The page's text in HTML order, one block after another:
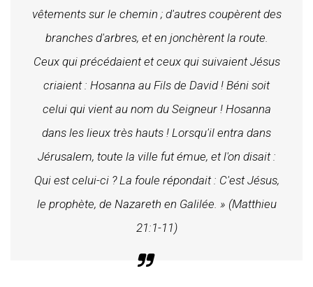
vêtements sur le chemin ; d'autres coupèrent des
branches d'arbres, et en jonchèrent la route.
Ceux qui précédaient et ceux qui suivaient Jésus
criaient : Hosanna au Fils de David ! Béni soit
celui qui vient au nom du Seigneur ! Hosanna
dans les lieux très hauts ! Lorsqu'il entra dans
Jérusalem, toute la ville fut émue, et l'on disait :
Qui est celui-ci ? La foule répondait : C'est Jésus,
le prophète, de Nazareth en Galilée. » (Matthieu
21:1-11)